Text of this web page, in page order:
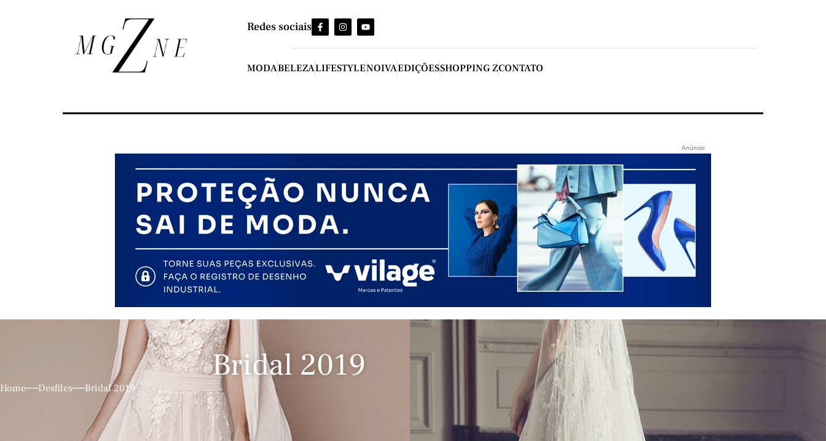
Redes sociais
MODABELEZALIFESTYLENOIVAEDIÇÕESSHOPPING ZCONTATO
Anúncio
Bridal 2019
Home Desfiles Bridal 2019